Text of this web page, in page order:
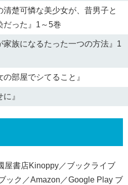
清楚可憐な美少女が、昔男子と
だった』1～5巻
家族になるたった一つの方法』1
の部屋でシてること』
』
書店Kinoppy／ブックライブ
ック／Amazon／Google Play ブ